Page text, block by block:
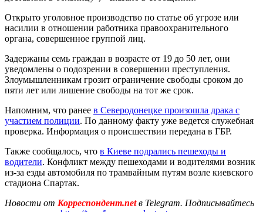
Открыто уголовное производство по статье об угрозе или
насилии в отношении работника правоохранительного
органа, совершенное группой лиц.
Задержаны семь граждан в возрасте от 19 до 50 лет, они
уведомлены о подозрении в совершении преступления.
Злоумышленникам грозит ограничение свободы сроком до
пяти лет или лишение свободы на тот же срок.
Напомним, что ранее в Северодонецке произошла драка с
участием полиции. По данному факту уже ведется служебная
проверка. Информация о происшествии передана в ГБР.
Также сообщалось, что в Киеве подрались пешеходы и
водители. Конфликт между пешеходами и водителями возник
из-за езды автомобиля по трамвайным путям возле киевского
стадиона Спартак.
Новости от Корреспондент.netв Telegram. Подписывайтесь